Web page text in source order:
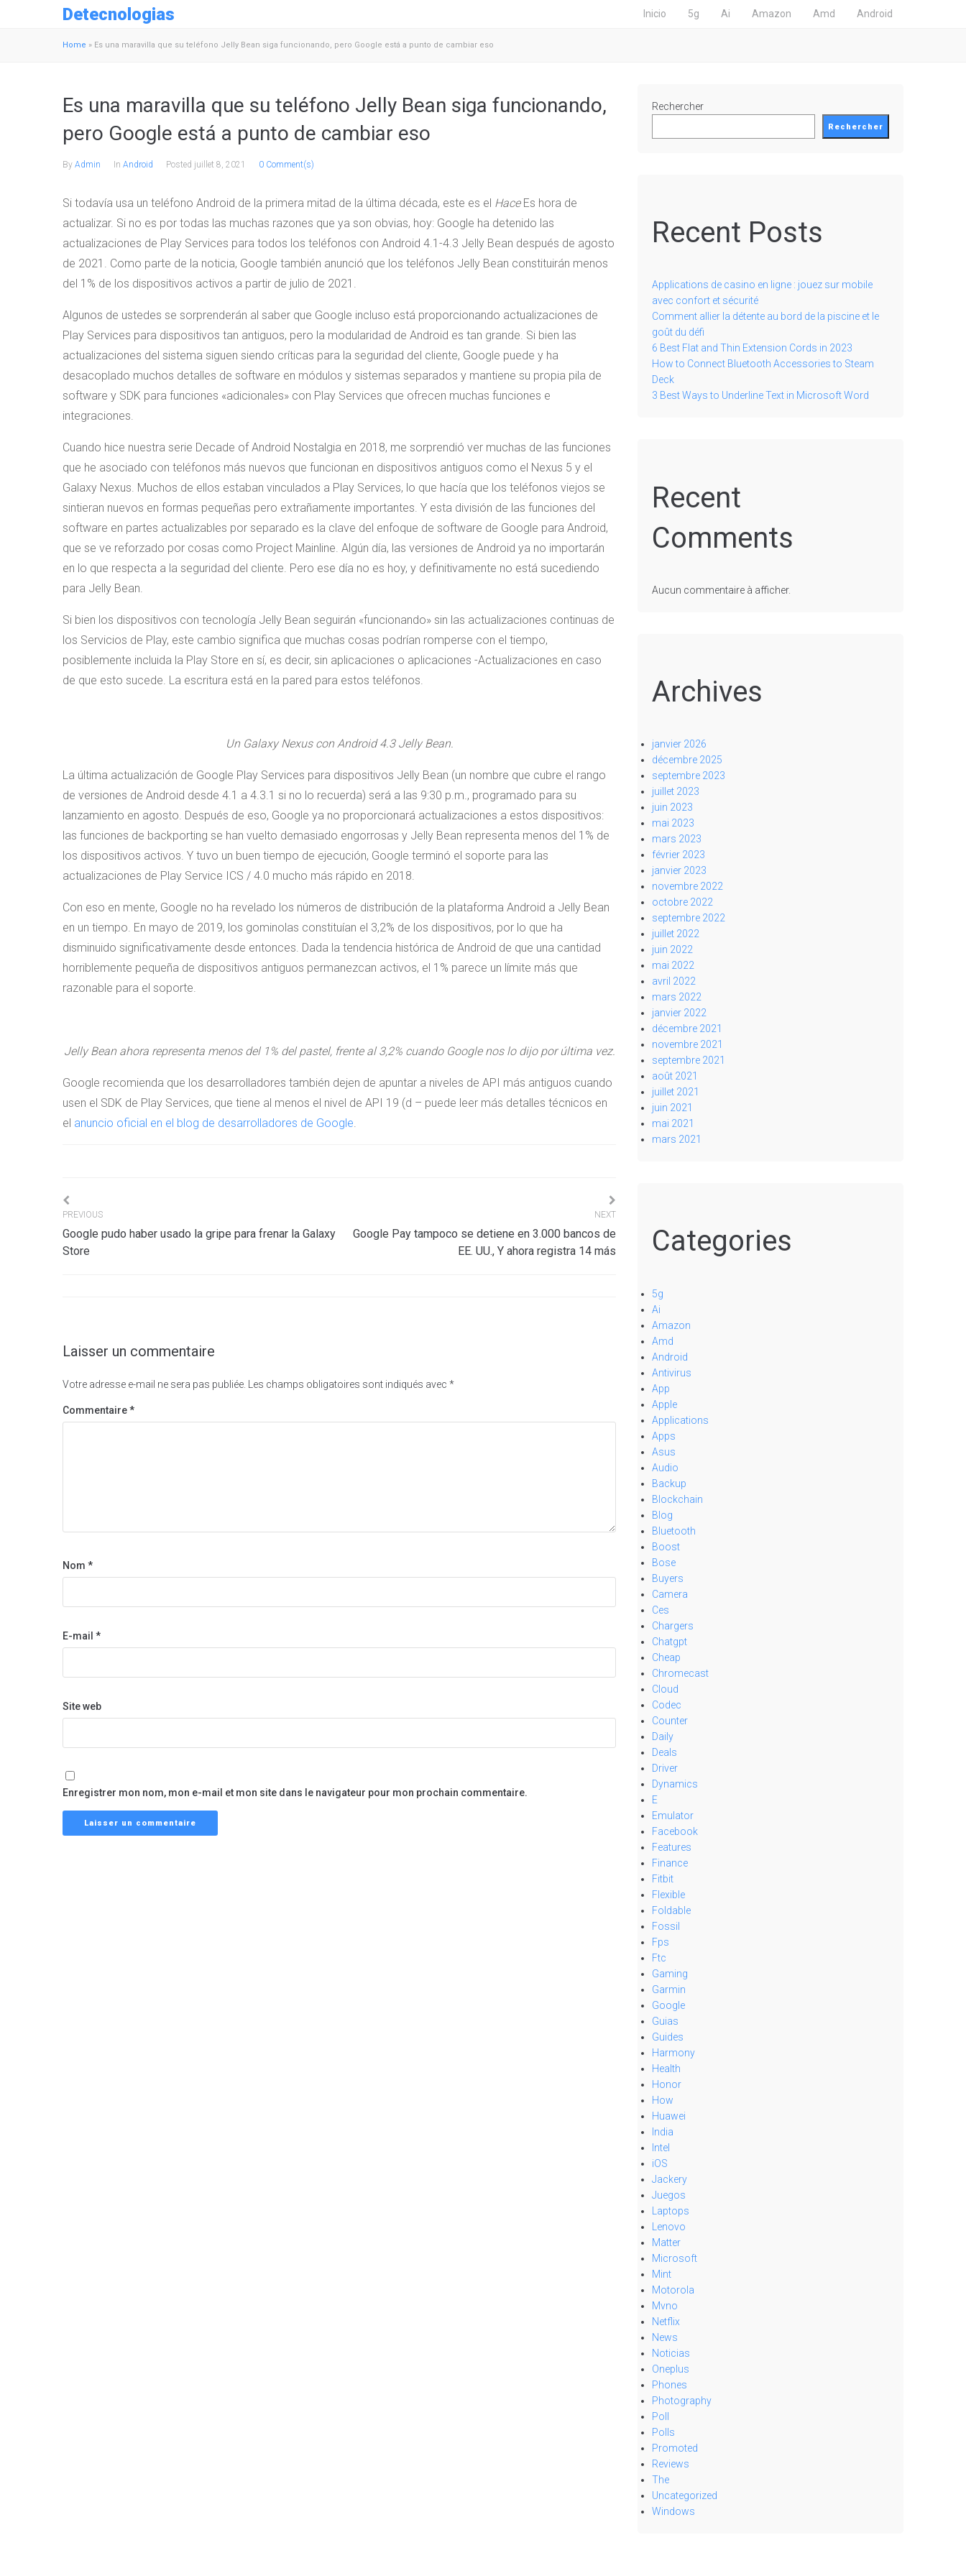
Detecnologias Inicio 5g Ai Amazon Amd Android
Home » Es una maravilla que su teléfono Jelly Bean siga funcionando, pero Google está a punto de cambiar eso
Es una maravilla que su teléfono Jelly Bean siga funcionando,
pero Google está a punto de cambiar eso
By Admin In Android Posted juillet 8, 2021 0 Comment(s)
Si todavía usa un teléfono Android de la primera mitad de la última década, este es el HaceEs hora de
actualizar. Si no es por todas las muchas razones que ya son obvias, hoy: Google ha detenido las
actualizaciones de Play Services para todos los teléfonos con Android 4.1-4.3 Jelly Bean después de agosto
de 2021. Como parte de la noticia, Google también anunció que los teléfonos Jelly Bean constituirán menos
del 1% de los dispositivos activos a partir de julio de 2021.
Algunos de ustedes se sorprenderán al saber que Google incluso está proporcionando actualizaciones de
Play Services para dispositivos tan antiguos, pero la modularidad de Android es tan grande. Si bien las
actualizaciones del sistema siguen siendo críticas para la seguridad del cliente, Google puede y ha
desacoplado muchos detalles de software en módulos y sistemas separados y mantiene su propia pila de
software y SDK para funciones «adicionales» con Play Services que ofrecen muchas funciones e
integraciones.
Cuando hice nuestra serie Decade of Android Nostalgia en 2018, me sorprendió ver muchas de las funciones
que he asociado con teléfonos más nuevos que funcionan en dispositivos antiguos como el Nexus 5 y el
Galaxy Nexus. Muchos de ellos estaban vinculados a Play Services, lo que hacía que los teléfonos viejos se
sintieran nuevos en formas pequeñas pero extrañamente importantes. Y esta división de las funciones del
software en partes actualizables por separado es la clave del enfoque de software de Google para Android,
que se ve reforzado por cosas como Project Mainline. Algún día, las versiones de Android ya no importarán
en lo que respecta a la seguridad del cliente. Pero ese día no es hoy, y definitivamente no está sucediendo
para Jelly Bean.
Si bien los dispositivos con tecnología Jelly Bean seguirán «funcionando» sin las actualizaciones continuas de
los Servicios de Play, este cambio significa que muchas cosas podrían romperse con el tiempo,
posiblemente incluida la Play Store en sí, es decir, sin aplicaciones o aplicaciones -Actualizaciones en caso
de que esto sucede. La escritura está en la pared para estos teléfonos.
Un Galaxy Nexus con Android 4.3 Jelly Bean.
La última actualización de Google Play Services para dispositivos Jelly Bean (un nombre que cubre el rango
de versiones de Android desde 4.1 a 4.3.1 si no lo recuerda) será a las 9:30 p.m., programado para su
lanzamiento en agosto. Después de eso, Google ya no proporcionará actualizaciones a estos dispositivos:
las funciones de backporting se han vuelto demasiado engorrosas y Jelly Bean representa menos del 1% de
los dispositivos activos. Y tuvo un buen tiempo de ejecución, Google terminó el soporte para las
actualizaciones de Play Service ICS / 4.0 mucho más rápido en 2018.
Con eso en mente, Google no ha revelado los números de distribución de la plataforma Android a Jelly Bean
en un tiempo. En mayo de 2019, los gominolas constituían el 3,2% de los dispositivos, por lo que ha
disminuido significativamente desde entonces. Dada la tendencia histórica de Android de que una cantidad
horriblemente pequeña de dispositivos antiguos permanezcan activos, el 1% parece un límite más que
razonable para el soporte.
Jelly Bean ahora representa menos del 1% del pastel, frente al 3,2% cuando Google nos lo dijo por última vez.
Google recomienda que los desarrolladores también dejen de apuntar a niveles de API más antiguos cuando
usen el SDK de Play Services, que tiene al menos el nivel de API 19 (d – puede leer más detalles técnicos en
el anuncio oficial en el blog de desarrolladores de Google.
Navigation
de
PREVIOUS
Google pudo haber usado la gripe para frenar la Galaxy
Store
NEXT
Google Pay tampoco se detiene en 3.000 bancos de
EE. UU., Y ahora registra 14 más
Laisser un commentaire
Votre adresse e-mail ne sera pas publiée. Les champs obligatoires sont indiqués avec *
Commentaire*
Nom *
E-mail *
Site web
Enregistrer mon nom, mon e-mail et mon site dans le navigateur pour mon prochain commentaire.
Rechercher
Rechercher
Recent Posts
Applications de casino en ligne : jouez sur mobile
avec confort et sécurité
Comment allier la détente au bord de la piscine et le
goût du défi
6 Best Flat and Thin Extension Cords in 2023
How to Connect Bluetooth Accessories to Steam
Deck
3 Best Ways to Underline Text in Microsoft Word
Recent
Comments
Aucun commentaire à afficher.
Archives
janvier 2026
décembre 2025
septembre 2023
juillet 2023
juin 2023
mai 2023
mars 2023
février 2023
janvier 2023
novembre 2022
octobre 2022
septembre 2022
juillet 2022
juin 2022
mai 2022
avril 2022
mars 2022
janvier 2022
décembre 2021
novembre 2021
septembre 2021
août 2021
juillet 2021
juin 2021
mai 2021
mars 2021
Categories
5g
Ai
Amazon
Amd
Android
Antivirus
App
Apple
Applications
Apps
Asus
Audio
Backup
Blockchain
Blog
Bluetooth
Boost
Bose
Buyers
Camera
Ces
Chargers
Chatgpt
Cheap
Chromecast
Cloud
Codec
Counter
Daily
Deals
Driver
Dynamics
E
Emulator
Facebook
Features
Finance
Fitbit
Flexible
Foldable
Fossil
Fps
Ftc
Gaming
Garmin
Google
Guias
Guides
Harmony
Health
Honor
How
Huawei
India
Intel
iOS
Jackery
Juegos
Laptops
Lenovo
Matter
Microsoft
Mint
Motorola
Mvno
Netflix
News
Noticias
Oneplus
Phones
Photography
Poll
Polls
Promoted
Reviews
The
Uncategorized
Windows